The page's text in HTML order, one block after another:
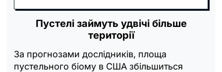
Пустелі займуть удвічі більше
території
За прогнозами дослідників, площа
пустельного біому в США збільшиться